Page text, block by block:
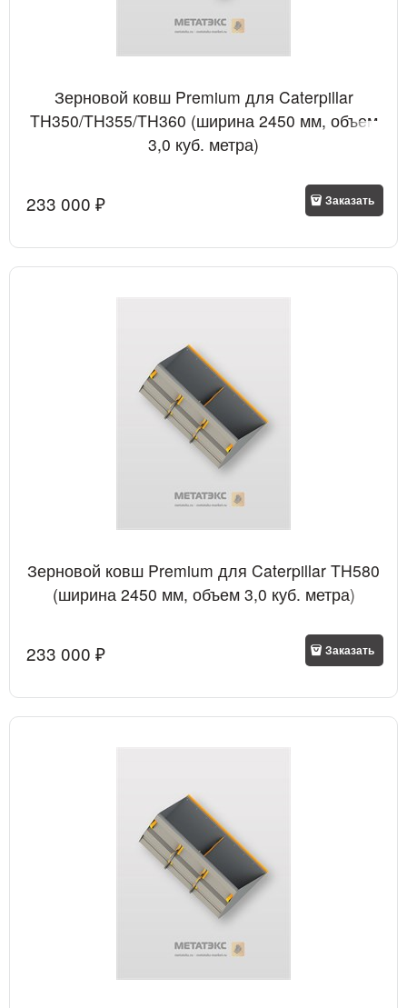
Зерновой ковш Premium для Caterpillar
TH350/TH355/TH360 (ширина 2450 мм, объем
3,0 куб. метра)
233 000 ₽ Заказать
Зерновой ковш Premium для Caterpillar TH580
(ширина 2450 мм, объем 3,0 куб. метра)
233 000 ₽ Заказать